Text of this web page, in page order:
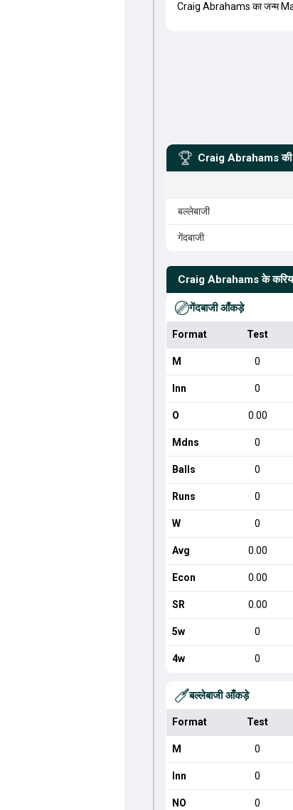
Craig Abrahams का जन्म
Craig Abrahams
बल्लेबाजी
गेंदबाजी
Craig Abrahams के
गेंदबाजी आँकड़े
Format Test
M 0
Inn 0
O 0.00
Mdns 0
Balls 0
Runs 0
W 0
Avg 0.00
Econ 0.00
SR 0.00
5w 0
4w 0
बल्लेबाजी आँकड़े
Format Test
M 0
Inn 0
NO 0